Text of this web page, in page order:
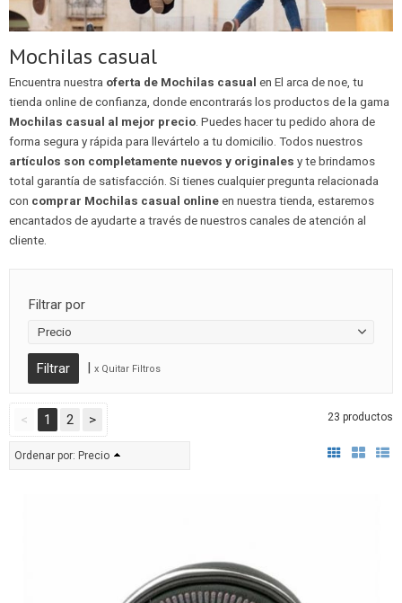
Mochilas casual
Encuentra nuestra oferta de Mochilas casual en El arca de noe, tu
tienda online de confianza, donde encontrarás los productos de la gama
Mochilas casual al mejor precio. Puedes hacer tu pedido ahora de
forma segura y rápida para llevártelo a tu domicilio. Todos nuestros
artículos son completamente nuevos y originales y te brindamos
total garantía de satisfacción. Si tienes cualquier pregunta relacionada
con comprar Mochilas casual onlineen nuestra tienda, estaremos
encantados de ayudarte a través de nuestros canales de atención al
cliente.
Filtrar por
Precio
| x Quitar Filtros
< 1 2 > 23 productos
Ordenar por: Precio